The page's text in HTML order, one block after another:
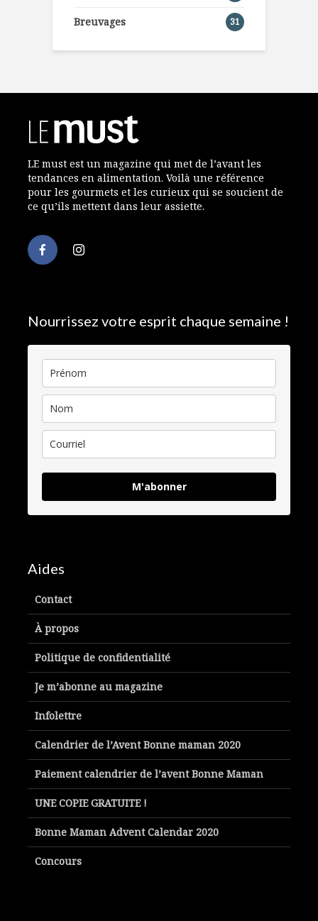
Breuvages 31
LE must est un magazine qui met de l’avant les
tendances en alimentation. Voilà une référence
pour les gourmets et les curieux qui se soucient de
ce qu’ils mettent dans leur assiette.
Nourrissez votre esprit chaque semaine !
M'abonner
Aides
Contact
À propos
Politique de confidentialité
Je m’abonne au magazine
Infolettre
Calendrier de l’Avent Bonne maman 2020
Paiement calendrier de l’avent Bonne Maman
UNE COPIE GRATUITE !
Bonne Maman Advent Calendar 2020
Concours